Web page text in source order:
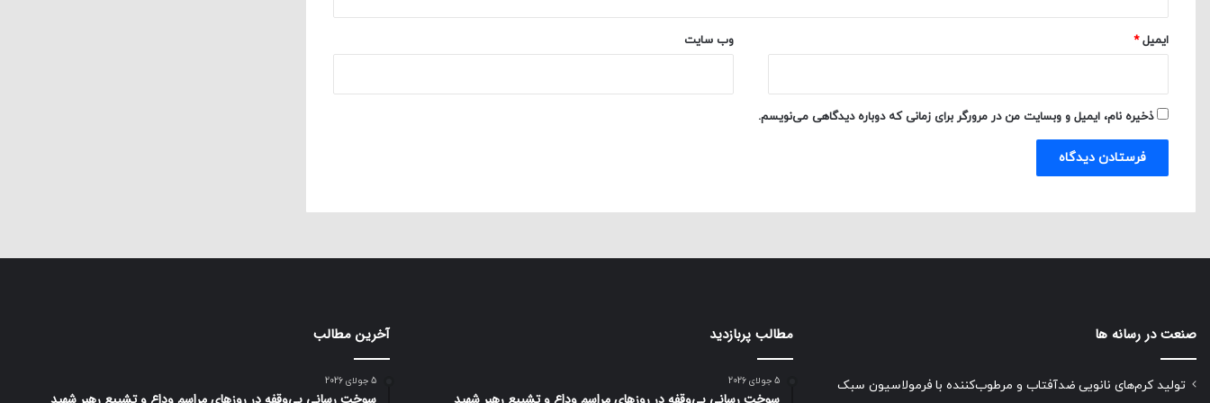
ایمیل* وب‌ سایت
ذخیره نام، ایمیل و وبسایت من در مرورگر برای زمانی که دوباره دیدگاهی می‌نویسم.
صنعت در رسانه ها
تولید کرم‌های نانویی ضدآفتاب و مرطوب‌کننده با فرمولاسیون سبک
مطالب پربازدید
5 جولای 2026
آخرین مطالب
5 جولای 2026